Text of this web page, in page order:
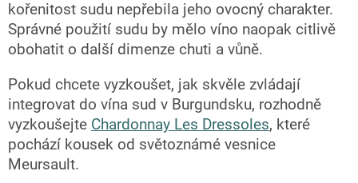
kořenitost sudu nepřebila jeho ovocný charakter.
Správné použití sudu by mělo víno naopak citlivě
obohatit o další dimenze chuti a vůně.
Pokud chcete vyzkoušet, jak skvěle zvládají
integrovat do vína sud v Burgundsku, rozhodně
vyzkoušejte Chardonnay Les Dressoles, které
pochází kousek od světoznámé vesnice
Meursault.